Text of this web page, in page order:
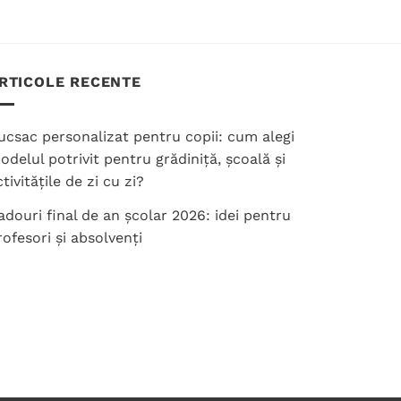
RECENTE
personalizat pentru copii: cum alegi
potrivit pentru grădiniță, școală și
de zi cu zi?
final de an școlar 2026: idei pentru
și absolvenți